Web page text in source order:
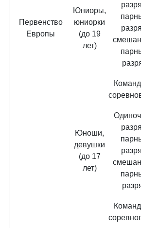
Первенство
Европы
Юниоры,
юниорки
(до 19
лет)
Юноши,
девушки
(до 17
лет)